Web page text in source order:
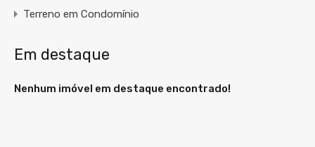
Terreno em Condomínio
Em destaque
Nenhum imóvel em destaque encontrado!